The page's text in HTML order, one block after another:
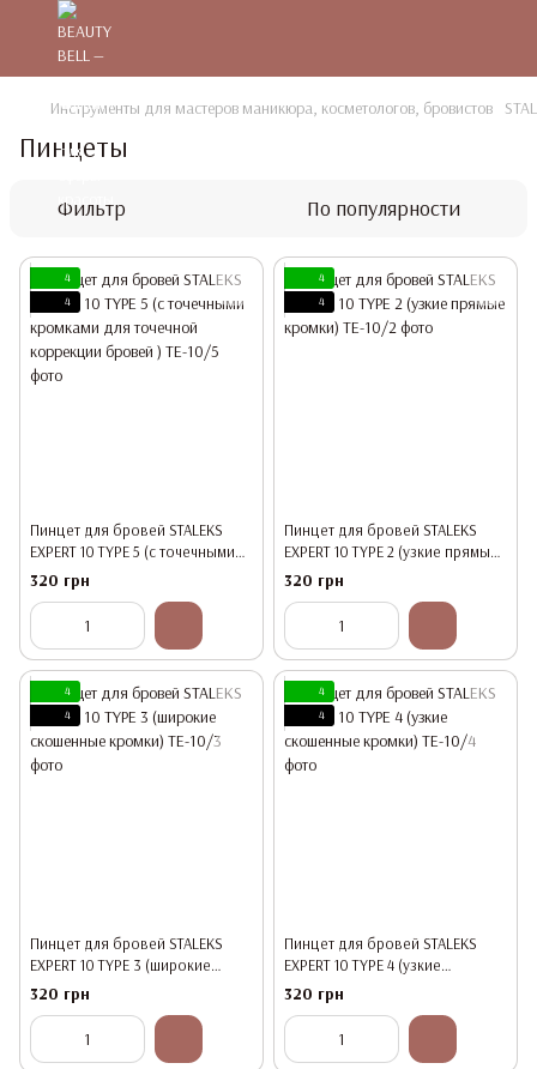
Инструменты для мастеров маникюра, косметологов, бровистов
Пинцеты
Фильтр По популярности
4
4
Пинцет для бровей STALEKS
EXPERT 10 TYPE 5 (с точечными
кромками для точечной
коррекции бровей )
320 грн
4
4
Пинцет для бровей STALEKS
EXPERT 10 TYPE 2 (узкие прямые
кромки)
320 грн
4
4
Пинцет для бровей STALEKS
EXPERT 10 TYPE 3 (широкие
скошенные кромки)
320 грн
4
4
Пинцет для бровей STALEKS
EXPERT 10 TYPE 4 (узкие
скошенные кромки)
320 грн